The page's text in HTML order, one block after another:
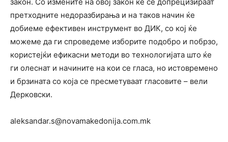
закон. Со измените на овој закон ќе се допрецизираат
претходните недоразбирања и на таков начин ќе
добиеме ефективен инструмент во ДИК, со кој ќе
можеме да ги спроведеме изборите подобро и побрзо,
користејќи ефикасни методи во технологијата што ќе
ги олеснат и начините на кои се гласа, но истовремено
и брзината со која се пресметуваат гласовите – вели
Дерковски.
aleksandar.s@novamakedonija.com.mk